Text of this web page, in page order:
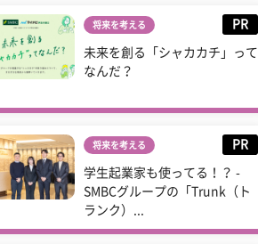
将来を考える PR
未来を創る「シャカカチ」って
なんだ？
将来を考える PR
学生起業家も使ってる！？ -
SMBCグループの「Trunk（ト
ランク）...